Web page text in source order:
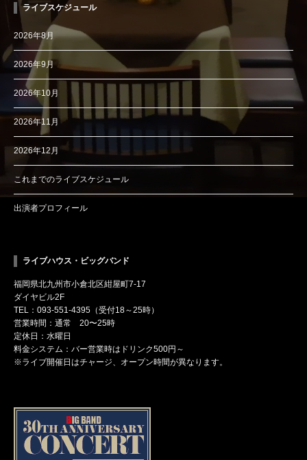
ライブスケジュール
2026年8月
2026年9月
2026年10月
2026年11月
2026年12月
これまでのライブスケジュール
出演者プロフィール
ライブハウス・ビッグバンド
福岡県北九州市小倉北区紺屋町7-17
ダイヤビル2F
TEL：093-551-4395（受付18～25時）
営業時間：通常 20〜25時
定休日：水曜日
料金システム：バー営業時はドリンク500円～
※ライブ開催日はチャージ、オープン時間が異なります。